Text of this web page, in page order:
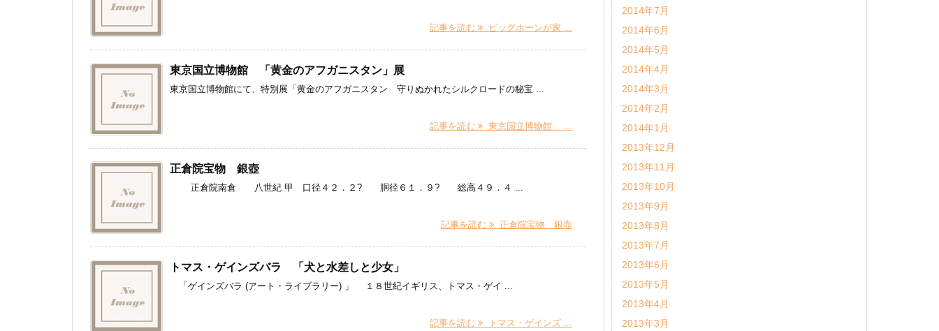
記事を読む ビッグホーンが家 ...
東京国立博物館 「黄金のアフガニスタン」展
東京国立博物館にて、特別展「黄金のアフガニスタン 守りぬかれたシルクロードの秘宝 ...
記事を読む 東京国立博物館 ...
正倉院宝物 銀壺
正倉院南倉 八世紀 甲 口径４２．２? 胴径６１．９? 総高４９．４ ...
記事を読む 正倉院宝物 銀壺
トマス・ゲインズバラ 「犬と水差しと少女」
「ゲインズバラ (アート・ライブラリー) 」 １８世紀イギリス、トマス・ゲイ ...
記事を読む トマス・ゲインズ ...
2014年7月
2014年6月
2014年5月
2014年4月
2014年3月
2014年2月
2014年1月
2013年12月
2013年11月
2013年10月
2013年9月
2013年8月
2013年7月
2013年6月
2013年5月
2013年4月
2013年3月